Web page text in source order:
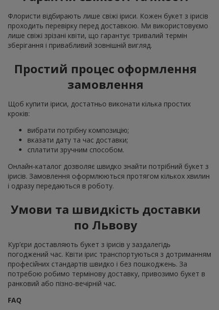
Флористи відбирають лише свіжі іриси. Кожен букет з ірисів
проходить перевірку перед доставкою. Ми використовуємо
лише свіжі зрізані квіти, що гарантує тривалий термін
зберігання і привабливий зовнішній вигляд.
Простий процес оформлення
замовлення
Щоб купити іриси, достатньо виконати кілька простих
кроків:
вибрати потрібну композицію;
вказати дату та час доставки;
сплатити зручним способом.
Онлайн-каталог дозволяє швидко знайти потрібний букет з
ірисів. Замовлення оформлюються протягом кількох хвилин
і одразу передаються в роботу.
Умови та швидкість доставки
по Львову
Кур’єри доставляють букет з ірисів у заздалегідь
погоджений час. Квіти ірис транспортуються з дотриманням
професійних стандартів швидко і без пошкоджень. За
потребою робимо термінову доставку, привозимо букет в
ранковий або пізно-вечірній час.
FAQ